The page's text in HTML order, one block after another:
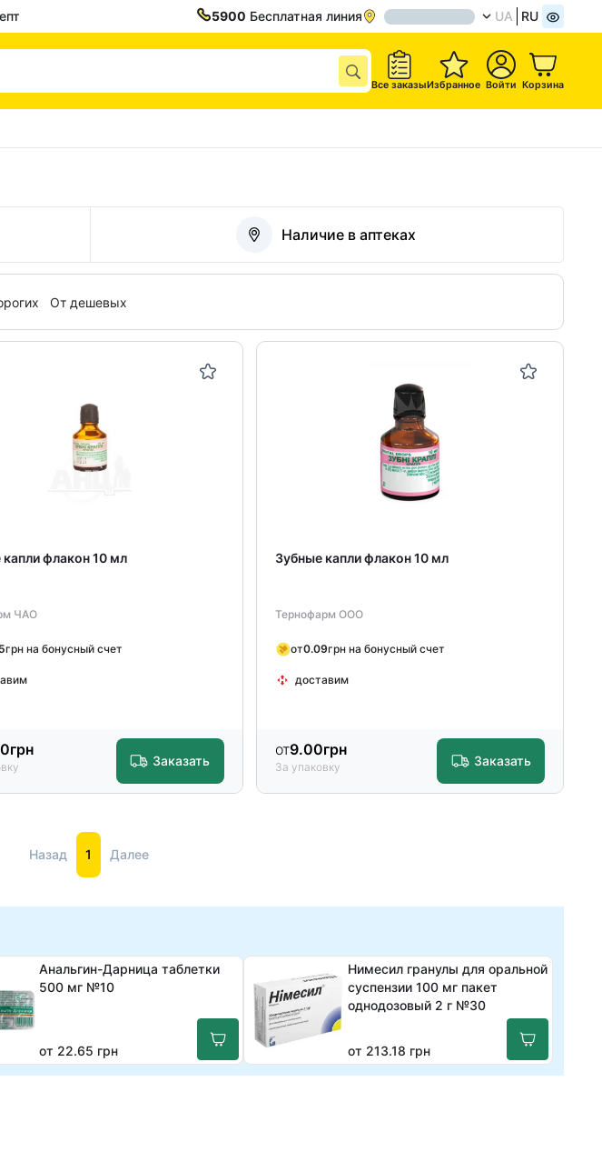
5900 Бесплатная линия UA RU
Все заказыИзбранное Войти Корзина
Наличие в аптеках
От дешевых
флакон 10 мл
ЧАО
грн на бонусный счет
грн
Заказать
Зубные капли флакон 10 мл
Тернофарм ООО
от0.09грн на бонусный счет
доставим
от9.00грн
За упаковку Заказать
Назад 1 Далее
Анальгин-Дарница таблетки
500 мг №10
от 22.65 грн
Нимесил гранулы для оральной
суспензии 100 мг пакет
однодозовый 2 г №30
от 213.18 грн